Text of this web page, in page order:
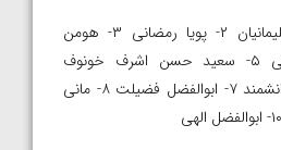
۸۰ کیلوگرم: ۱- رضا سلیمانیان ۲- پویا رمضانی ۳- هومن
بهزادپور و عرفان جهانی ۵- سعید حسن اشرف خونوف
(تاجیکستان) و دانیال دانشمند ۷- ابوالفضل فضیلت ۸- مانی